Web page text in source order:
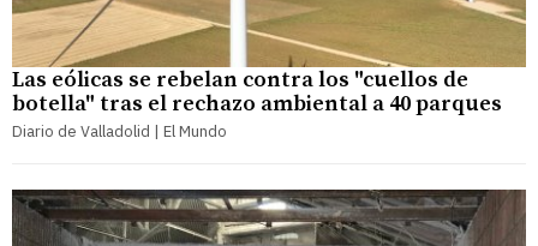
Las eólicas se rebelan contra los "cuellos de
botella" tras el rechazo ambiental a 40 parques
Diario de Valladolid | El Mundo